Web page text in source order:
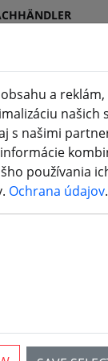
3D
tlač
a
našich
s našimi
používania
Ochrana údajov.